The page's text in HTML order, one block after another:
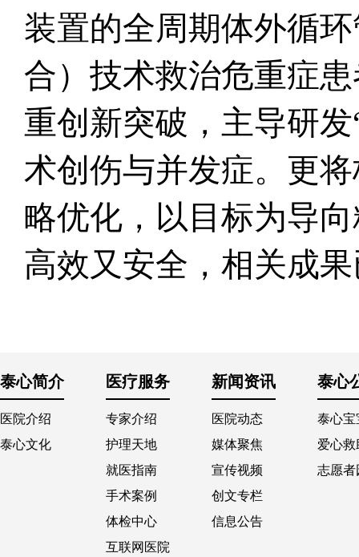
装置的全周期体外循
合）技术救治危重症
重创新突破，主导研
术创伤与并发症。更
略优化，以目标为导
高效又安全，相关成
泰心简介 医疗服务 新闻资讯 泰心
医院介绍
泰心文化
专家介绍
护理天地
就医指南
手术案例
体检中心
互联网医院
医院动态
媒体聚焦
宣传视频
创文专栏
信息公告
泰心宝
爱心
志愿者